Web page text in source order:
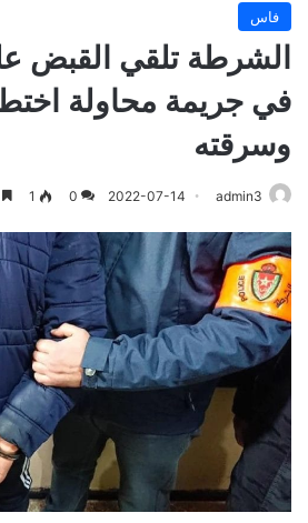
فاس
الشرطة تلقي القبض
في جريمة محاولة
وسرقته
admin3
2022-07-14
0
1